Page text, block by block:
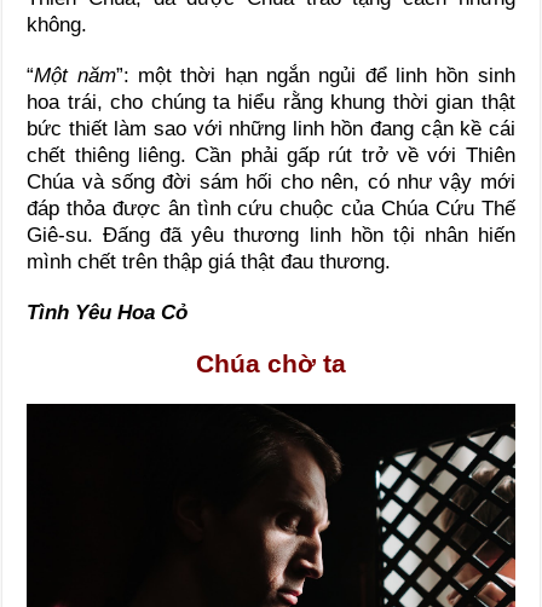
không.
“Một năm”: một thời hạn ngắn ngủi để linh hồn sinh
hoa trái, cho chúng ta hiểu rằng khung thời gian thật
bức thiết làm sao với những linh hồn đang cận kề cái
chết thiêng liêng. Cần phải gấp rút trở về với Thiên
Chúa và sống đời sám hối cho nên, có như vậy mới
đáp thỏa được ân tình cứu chuộc của Chúa Cứu Thế
Giê-su. Đấng đã yêu thương linh hồn tội nhân hiến
mình chết trên thập giá thật đau thương.
Tình Yêu Hoa Cỏ
Chúa chờ ta